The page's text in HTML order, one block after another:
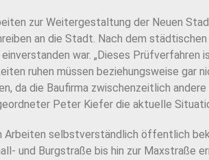
zur Weitergestaltung der Neuen
an die Stadt. Nach dem
war. „Dieses Prüfverfahren
ruhen müssen beziehungsweise gar
da die Baufirma zwischenzeitlich
Peter Kiefer die aktuelle
selbstverständlich öffentlich
und Burgstraße bis hin zur Maxstraße